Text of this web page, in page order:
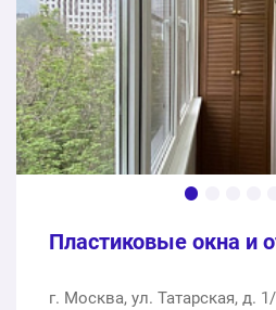
2 шт.
Входные группы с
дверями, на базе профиля
двухкамерным стеклопакетом
2 шт.
Пластиковые окна и
г. Москва, ул. Татарская, д.